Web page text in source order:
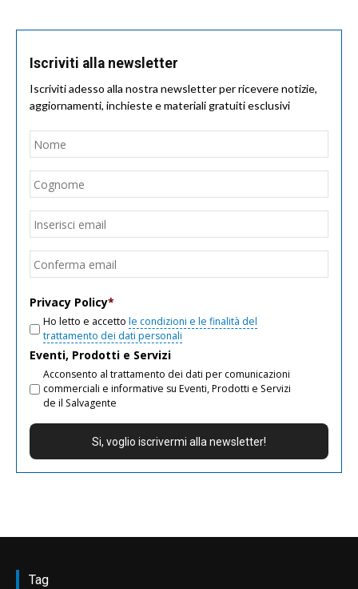
Iscriviti alla newsletter
Iscriviti adesso alla nostra newsletter per ricevere notizie,
aggiornamenti, inchieste e materiali gratuiti esclusivi
Nome
Email
Privacy Policy*
Ho letto e accetto le condizioni e le finalità del
trattamento dei dati personali
Eventi, Prodotti e Servizi
Acconsento al trattamento dei dati per comunicazioni
commerciali e informative su Eventi, Prodotti e Servizi
de il Salvagente
Tag